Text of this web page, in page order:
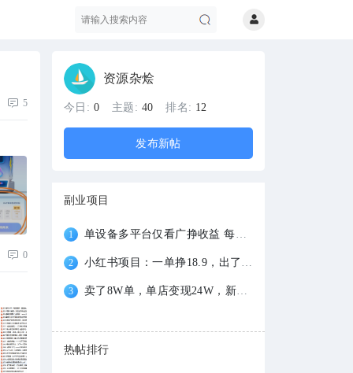
搜
索
5
0
资源杂烩
今日: 0 主题: 40 排名: 12
发布新帖
副业项目
1 单设备多平台仅看广挣收益 每天可达100+ 多
2 小红书项目：一单挣18.9，出了1114单，AI项
3 卖了8W单，单店变现24W，新手也可以做的稳
热帖排行